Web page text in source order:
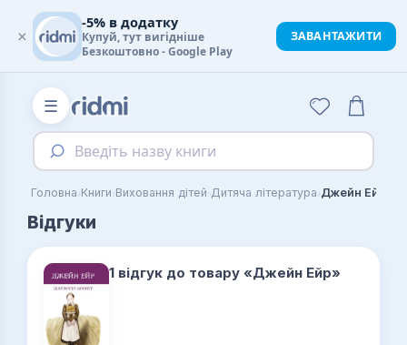
☰
Введіть назву книги
Головна›Книги›Виховання дітей›Дитяча література›Джейн Ейр
Відгуки
1 відгук до товару «Джейн Ейр»
×
-5% в додатку
Купуй, тут вигідніше
Безкоштовно - Google Play
ЗАВАНТАЖИТИ